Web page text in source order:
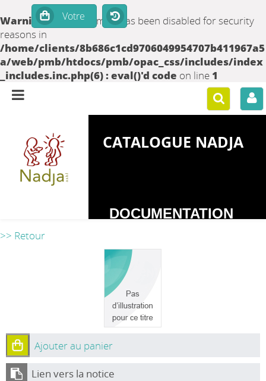
Warning: set_time_limit() has been disabled for security
reasons in
/home/clients/8b686c1cd9706049954707b411967a5
a/web/pmb/htdocs/pmb/opac_css/includes/index
_includes.inc.php(6) : eval()'d code on line 1
CATALOGUE NADJA
DOCUMENTATION
DEPENDANCES
>> Retour
Ajouter au panier
Lien vers la notice